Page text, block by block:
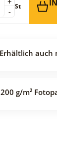
-
St
Erhältlich auch
200 g/m²